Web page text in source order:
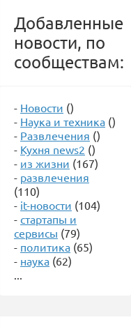
Добавленные
новости, по
сообществам:
- Новости ()
- Наука и техника ()
- Развлечения ()
- Кухня news2 ()
- из жизни (167)
- развлечения
(110)
- it-новости (104)
- стартапы и
сервисы (79)
- политика (65)
- наука (62)
...